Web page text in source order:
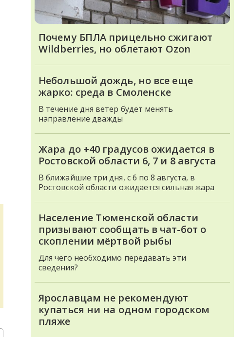
Почему БПЛА прицельно сжигают
Wildberries, но облетают Ozon
Небольшой дождь, но все еще
жарко: среда в Смоленске
В течение дня ветер будет менять
направление дважды
Жара до +40 градусов ожидается в
Ростовской области 6, 7 и 8 августа
В ближайшие три дня, с 6 по 8 августа, в
Ростовской области ожидается сильная жара
Население Тюменской области
призывают сообщать в чат-бот о
скоплении мёртвой рыбы
Для чего необходимо передавать эти
сведения?
Ярославцам не рекомендуют
купаться ни на одном городском
пляже